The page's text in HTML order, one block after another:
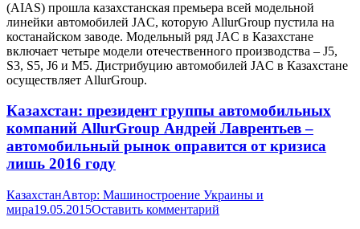
(AIAS) прошла казахстанская премьера всей модельной
линейки автомобилей JAC, которую AllurGroup пустила на
костанайском заводе. Модельный ряд JAC в Казахстане
включает четыре модели отечественного производства – J5,
S3, S5, J6 и M5. Дистрибуцию автомобилей JAC в Казахстане
осуществляет AllurGroup.
Казахстан: президент группы автомобильных
компаний AllurGroup Андрей Лаврентьев –
автомобильный рынок оправится от кризиса
лишь 2016 году
КазахстанАвтор: Машиностроение Украины и
мира19.05.2015Оставить комментарий